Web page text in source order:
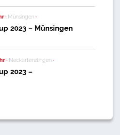
· Münsingen ·
2023 – Münsingen
· Neckartenzlingen ·
2023 –